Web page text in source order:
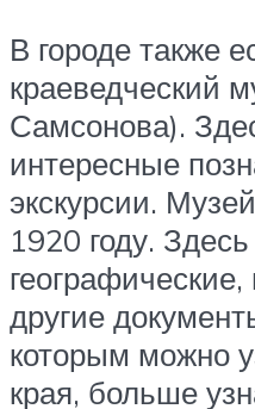
В городе также
краеведческий
Самсонова).
интересные
экскурсии.
1920 году.
географические,
другие
которым можно
края, больше